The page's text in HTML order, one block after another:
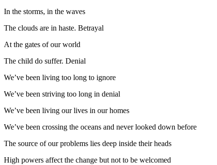
In the storms, in the waves
The clouds are in haste. Betrayal
At the gates of our world
The child do suffer. Denial
We’ve been living too long to ignore
We’ve been striving too long in denial
We’ve been living our lives in our homes
We’ve been crossing the oceans and never looked down before
The source of our problems lies deep inside their heads
High powers affect the change but not to be welcomed